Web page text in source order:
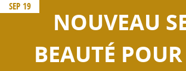
SEP 19
NOUVEAU
BEAUTÉ